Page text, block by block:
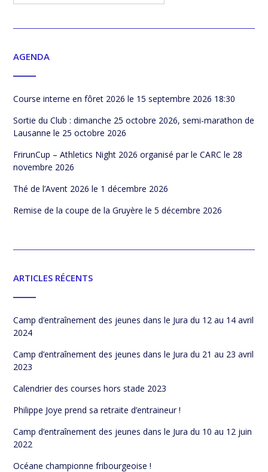
AGENDA
Course interne en fôret 2026 le 15 septembre 2026 18:30
Sortie du Club : dimanche 25 octobre 2026, semi-marathon de
Lausanne le 25 octobre 2026
FrirunCup – Athletics Night 2026 organisé par le CARC le 28
novembre 2026
Thé de l’Avent 2026 le 1 décembre 2026
Remise de la coupe de la Gruyère le 5 décembre 2026
ARTICLES RÉCENTS
Camp d’entraînement des jeunes dans le Jura du 12 au 14 avril
2024
Camp d’entraînement des jeunes dans le Jura du 21 au 23 avril
2023
Calendrier des courses hors stade 2023
Philippe Joye prend sa retraite d’entraineur !
Camp d’entraînement des jeunes dans le Jura du 10 au 12 juin
2022
Océane championne fribourgeoise !